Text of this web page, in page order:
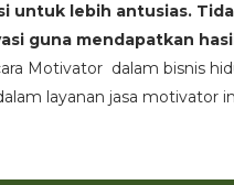
untuk lebih antusias.
guna mendapatkan
Motivator dalam bisnis
layanan jasa motivator